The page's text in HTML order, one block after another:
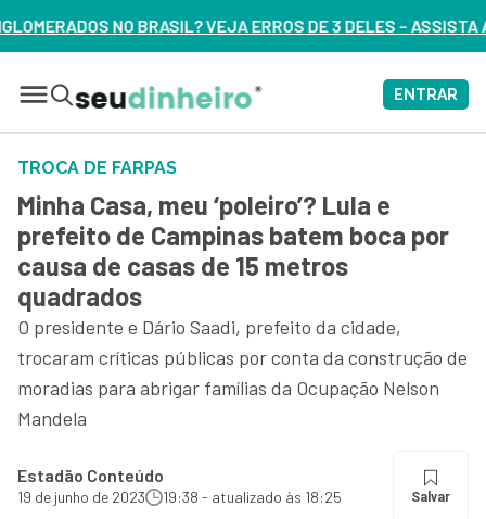
ERROS DE 3 DELES – ASSISTA AGORA
ENTRAR
TROCA DE FARPAS
Minha Casa, meu ‘poleiro’? Lula e
prefeito de Campinas batem boca por
causa de casas de 15 metros
quadrados
O presidente e Dário Saadi, prefeito da cidade,
trocaram críticas públicas por conta da construção de
moradias para abrigar famílias da Ocupação Nelson
Mandela
Estadão Conteúdo
19 de junho de 2023 19:38 - atualizado às 18:25 Salvar